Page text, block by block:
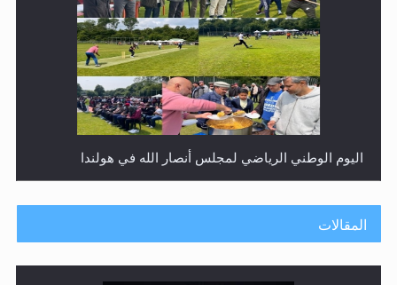
إتمام حفظ القرآن الكريم لثلاثة طلاب من مدرسة الحفظ في
غانا
المقالات